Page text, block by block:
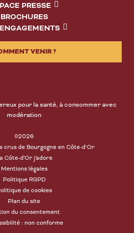
PRESSE
BROCHURES
VENIR ?
pour la santé, à consommer avec
modération
©2026
crus de Bourgogne en Côte-d’Or
Côte-d'Or j'adore
Mentions légales
Politique RGPD
de cookies
Plan du site
du consentement
: non conforme